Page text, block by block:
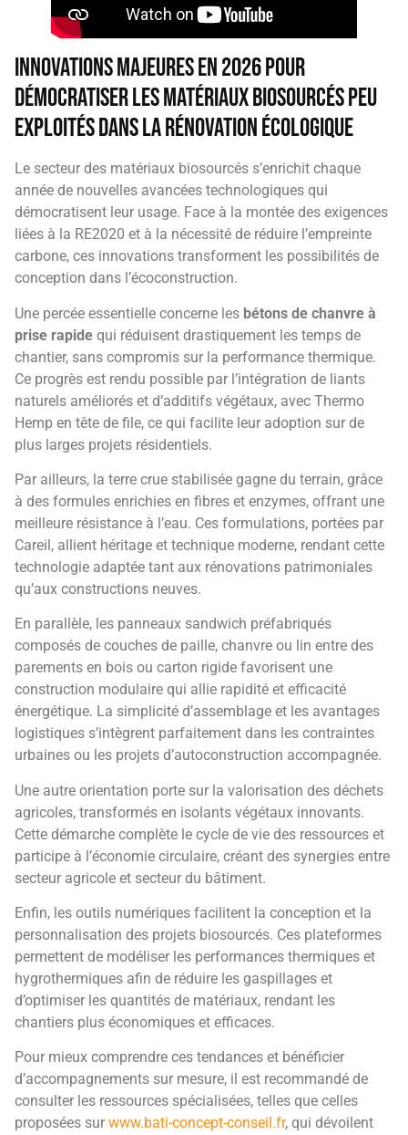
Innovations majeures en 2026 pour
démocratiser les matériaux biosourcés peu
exploités dans la rénovation écologique
Le secteur des matériaux biosourcés s’enrichit chaque
année de nouvelles avancées technologiques qui
démocratisent leur usage. Face à la montée des exigences
liées à la RE2020 et à la nécessité de réduire l’empreinte
carbone, ces innovations transforment les possibilités de
conception dans l’écoconstruction.
Une percée essentielle concerne les bétons de chanvre à
prise rapide qui réduisent drastiquement les temps de
chantier, sans compromis sur la performance thermique.
Ce progrès est rendu possible par l’intégration de liants
naturels améliorés et d’additifs végétaux, avec Thermo
Hemp en tête de file, ce qui facilite leur adoption sur de
plus larges projets résidentiels.
Par ailleurs, la terre crue stabilisée gagne du terrain, grâce
à des formules enrichies en fibres et enzymes, offrant une
meilleure résistance à l’eau. Ces formulations, portées par
Careil, allient héritage et technique moderne, rendant cette
technologie adaptée tant aux rénovations patrimoniales
qu’aux constructions neuves.
En parallèle, les panneaux sandwich préfabriqués
composés de couches de paille, chanvre ou lin entre des
parements en bois ou carton rigide favorisent une
construction modulaire qui allie rapidité et efficacité
énergétique. La simplicité d’assemblage et les avantages
logistiques s’intègrent parfaitement dans les contraintes
urbaines ou les projets d’autoconstruction accompagnée.
Une autre orientation porte sur la valorisation des déchets
agricoles, transformés en isolants végétaux innovants.
Cette démarche complète le cycle de vie des ressources et
participe à l’économie circulaire, créant des synergies entre
secteur agricole et secteur du bâtiment.
Enfin, les outils numériques facilitent la conception et la
personnalisation des projets biosourcés. Ces plateformes
permettent de modéliser les performances thermiques et
hygrothermiques afin de réduire les gaspillages et
d’optimiser les quantités de matériaux, rendant les
chantiers plus économiques et efficaces.
Pour mieux comprendre ces tendances et bénéficier
d’accompagnements sur mesure, il est recommandé de
consulter les ressources spécialisées, telles que celles
proposées sur www.bati-concept-conseil.fr, qui dévoilent